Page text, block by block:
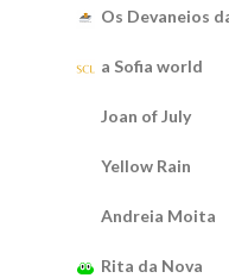
Os Devaneios
a Sofia world
Joan of July
Yellow Rain
Andreia Moita
Rita da Nova